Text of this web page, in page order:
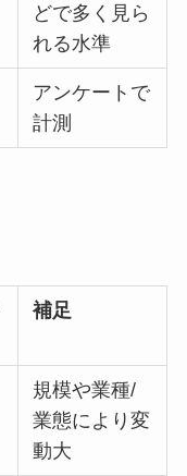
どで多く見ら
れる水準
アンケートで
計測
補足
規模や業種/
業態により変
動大